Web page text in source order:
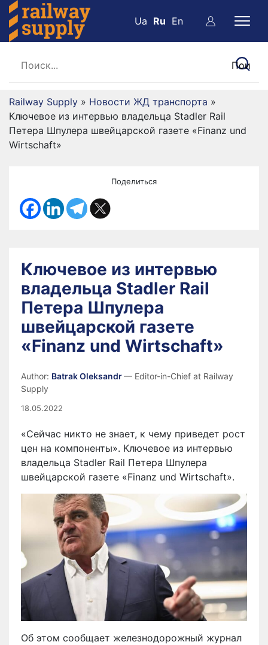
Ua Ru En
Railway Supply » Новости ЖД транспорта »
Ключевое из интервью владельца Stadler Rail
Петера Шпулера швейцарской газете «Finanz und
Wirtschaft»
Поделиться
Ключевое из интервью
владельца Stadler Rail
Петера Шпулера
швейцарской газете
«Finanz und Wirtschaft»
Author: Batrak Oleksandr— Editor-in-Chief at Railway
Supply
18.05.2022
«Сейчас никто не знает, к чему приведет рост
цен на компоненты». Ключевое из интервью
владельца Stadler Rail Петера Шпулера
швейцарской газете «Finanz und Wirtschaft».
Об этом сообщает железнодорожный журнал